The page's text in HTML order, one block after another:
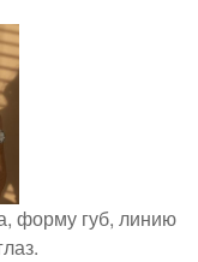
форму губ, линию